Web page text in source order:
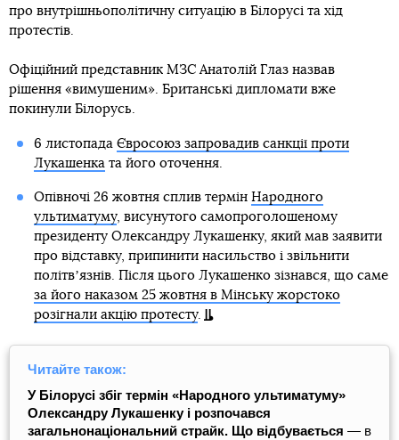
про внутрішньополітичну ситуацію в Білорусі та хід
протестів.
Офіційний представник МЗС Анатолій Глаз назвав
рішення «вимушеним». Британські дипломати вже
покинули Білорусь.
6 листопада Євросоюз запровадив санкції проти
Лукашенката його оточення.
Опівночі 26 жовтня сплив термін Народного
ультиматуму, висунутого самопроголошеному
президенту Олександру Лукашенку, який мав заявити
про відставку, припинити насильство і звільнити
політвʼязнів. Після цього Лукашенко зізнався, що саме
за його наказом 25 жовтня в Мінську жорстоко
розігнали акцію протесту.
Читайте також:
У Білорусі збіг термін «Народного ультиматуму»
Олександру Лукашенку і розпочався
загальнонаціональний страйк. Що відбувається — в